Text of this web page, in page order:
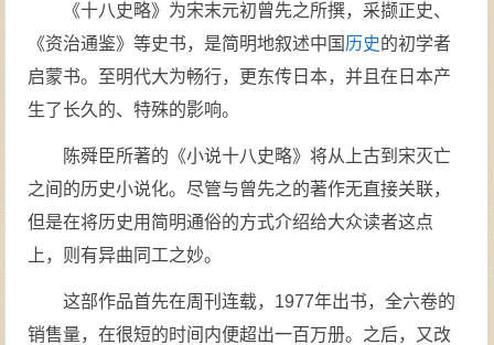
《十八史略》为宋末元初曾先之所撰，采撷正史、
《资治通鉴》等史书，是简明地叙述中国 历史的初学者
启蒙书。至明代大为畅行，更东传日本，并且在日本产
生了长久的、特殊的影响。
陈舜臣所著的《小说十八史略》将从上古到宋灭亡
之间的历史小说化。尽管与曾先之的著作无直接关联，
但是在将历史用简明通俗的方式介绍给大众读者这点
上，则有异曲同工之妙。
这部作品首先在周刊连载，1977年出书，全六卷的
销售量，在很短的时间内便超出一百万册。之后，又改